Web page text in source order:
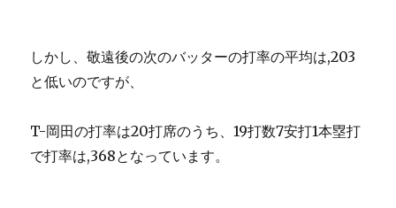
しかし、敬遠後の次のバッターの打率の平均は,203
と低いのですが、
T-岡田の打率は20打席のうち、19打数7安打1本塁打
で打率は,368となっています。